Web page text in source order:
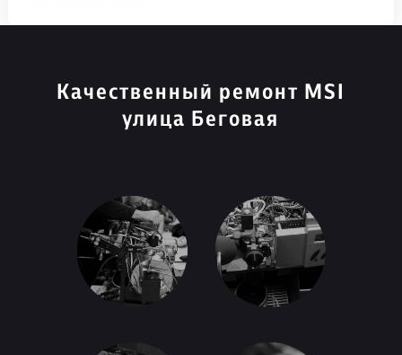
Качественный ремонт MSI
улица Беговая